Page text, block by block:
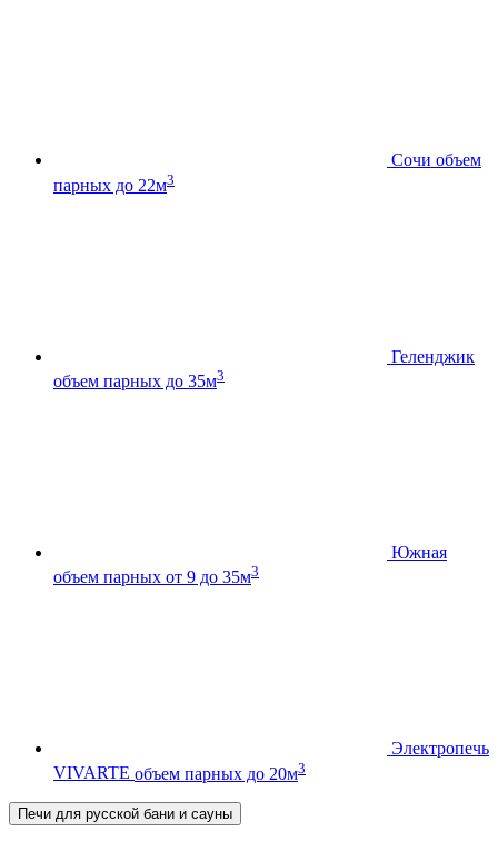
Сочи объем
парных до 22м3
Геленджик
объем парных до 35м3
Южная
объем парных от 9 до 35м3
Электропечь
VIVARTE объем парных до 20м3
Печи для русской бани и сауны